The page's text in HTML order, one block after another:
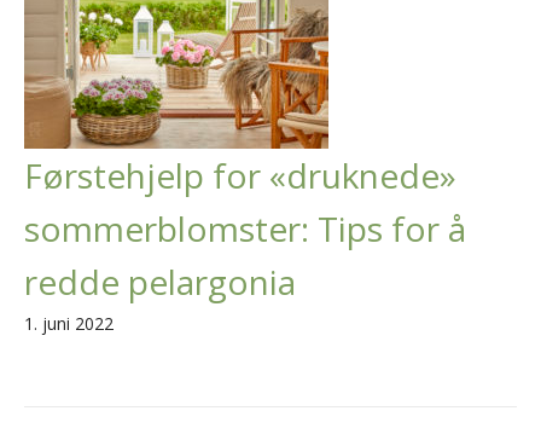
Førstehjelp for «druknede»
sommerblomster: Tips for å
redde pelargonia
1. juni 2022